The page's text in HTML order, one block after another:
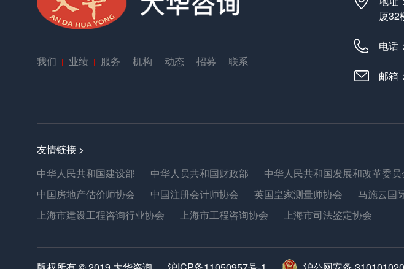
我们 业绩 服务 机构 动态 招募 联系
厦32
电话
邮箱
友情链接 >
中华人民共和国建设部
中华人员共和国财政部 中华人民共和国发展和改革委员
中国房地产估价师协会
中国注册会计师协会 英国皇家测量师协会 马施云国
上海市建设工程咨询行业协会
上海市工程咨询协会 上海市司法鉴定协会